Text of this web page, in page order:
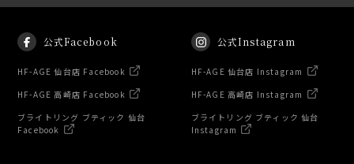
公式Facebook
HF-AGE 仙台店 Facebook
HF-AGE 高崎店 Facebook
ブライトリング ブティック 仙台
Facebook
公式Instagram
HF-AGE 仙台店 Instagram
HF-AGE 高崎店 Instagram
ブライトリング ブティック 仙台
Instagram